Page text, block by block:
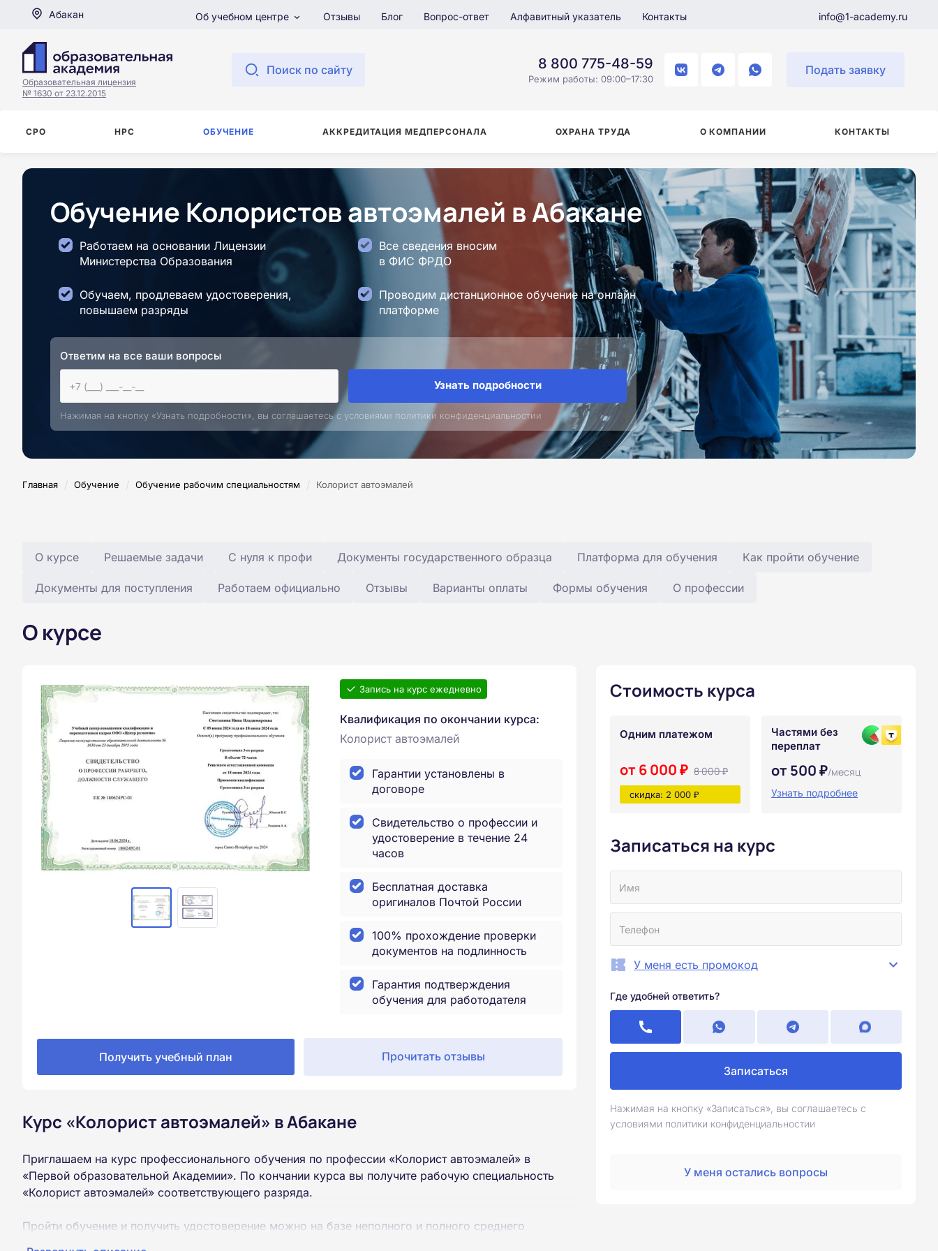
Абакан Об учебном центре Отзывы Блог Вопрос-ответ Алфавитный указатель Контакты info@1-academy.ru
Образовательная лицензия
№ 1630 от 23.12.2015
Поиск по сайту 8 800 775-48-59
Режим работы: 09:00–17:30
Подать заявку
СРО НРС ОБУЧЕНИЕ АККРЕДИТАЦИЯ МЕДПЕРСОНАЛА ОХРАНА ТРУДА О КОМПАНИИ КОНТАКТЫ
Обучение Колористов автоэмалей в Абакане
Работаем на основании Лицензии
Министерства Образования
Все сведения вносим
в ФИС ФРДО
Обучаем, продлеваем удостоверения,
повышаем разряды
Проводим дистанционное обучение на онлайн
платформе
Ответим на все ваши вопросы
Узнать подробности
Нажимая на кнопку «Узнать подробности», вы соглашаетесь с условиями политики конфиденциальностии
Главная / Обучение / Обучение рабочим специальностям / Колорист автоэмалей
О курсе Решаемые задачи С нуля к профи Документы государственного образца Платформа для обучения Как пройти обучение
Документы для поступления Работаем официально Отзывы Варианты оплаты Формы обучения О профессии
О курсе
Запись на курс ежедневно
Квалификация по окончании курса:
Колорист автоэмалей
Гарантии установлены в
договоре
Свидетельство о профессии и
удостоверение в течение 24
часов
Бесплатная доставка
оригиналов Почтой России
100% прохождение проверки
документов на подлинность
Гарантия подтверждения
обучения для работодателя
Получить учебный план Прочитать отзывы
Курс «Колорист автоэмалей» в Абакане
Приглашаем на курс профессионального обучения по профессии «Колорист автоэмалей» в
«Первой образовательной Академии». По кончании курса вы получите рабочую специальность
«Колорист автоэмалей» соответствующего разряда.
Пройти обучение и получить удостоверение можно на базе неполного и полного среднего
Стоимость курса
Одним платежом
от 6 000 ₽ 8 000 ₽
скидка: 2 000 ₽
Частями без
переплат
от 500 ₽/месяц
Узнать подробнее
Записаться на курс
У меня есть промокод
Где удобней ответить?
Записаться
Нажимая на кнопку «Записаться», вы соглашаетесь с
условиями политики конфиденциальностии
У меня остались вопросы